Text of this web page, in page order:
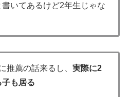
いてあるけど2年生じゃな
推薦の話来るし、 実際に2
も居る